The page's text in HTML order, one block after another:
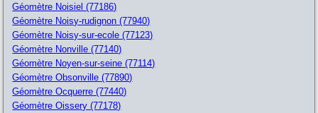
Géomètre Noisiel (77186)
Géomètre Noisy-rudignon (77940)
Géomètre Noisy-sur-ecole (77123)
Géomètre Nonville (77140)
Géomètre Noyen-sur-seine (77114)
Géomètre Obsonville (77890)
Géomètre Ocquerre (77440)
Géomètre Oissery (77178)